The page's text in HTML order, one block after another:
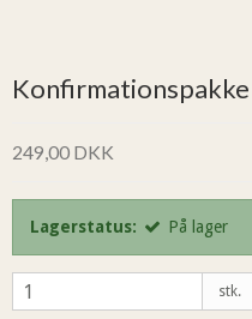
Konfirmationspakke
249,00 DKK
Lagerstatus: På lager
stk.